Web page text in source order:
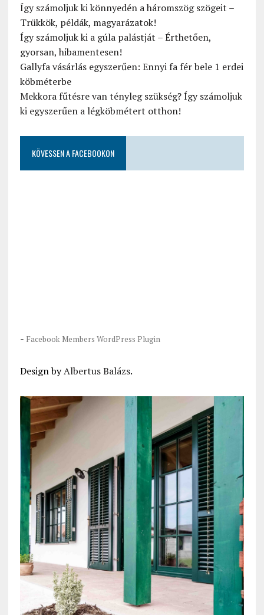
Így számoljuk ki könnyedén a háromszög szögeit –
Trükkök, példák, magyarázatok!
Így számoljuk ki a gúla palástját – Érthetően,
gyorsan, hibamentesen!
Gallyfa vásárlás egyszerűen: Ennyi fa fér bele 1 erdei
köbméterbe
Mekkora fűtésre van tényleg szükség? Így számoljuk
ki egyszerűen a légköbmétert otthon!
KÖVESSEN A FACEBOOKON
- Facebook Members WordPress Plugin
Design byAlbertus Balázs.